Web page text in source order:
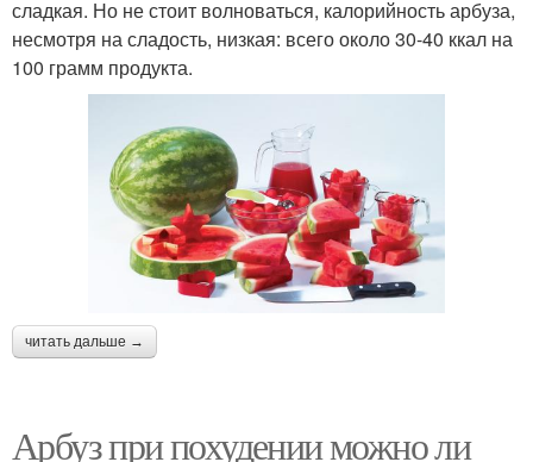
сладкая. Но не стоит волноваться, калорийность арбуза,
несмотря на сладость, низкая: всего около 30-40 ккал на
100 грамм продукта.
читать дальше →
Арбуз при похудении можно ли